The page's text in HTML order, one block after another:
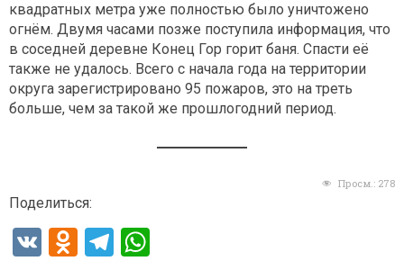
квадратных метра уже полностью было уничтожено
огнём. Двумя часами позже поступила информация, что
в соседней деревне Конец Гор горит баня. Спасти её
также не удалось. Всего с начала года на территории
округа зарегистрировано 95 пожаров, это на треть
больше, чем за такой же прошлогодний период.
Просм.: 278
Поделиться:
V
O
T